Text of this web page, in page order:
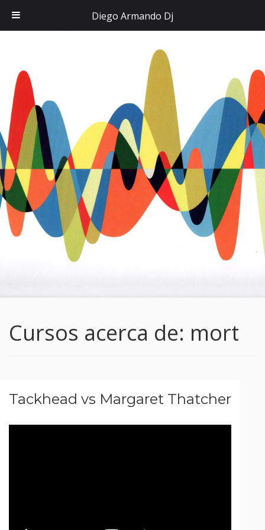
Cursos acerca de: mort
Tackhead vs Margaret Thatcher
Diego Armando Dj